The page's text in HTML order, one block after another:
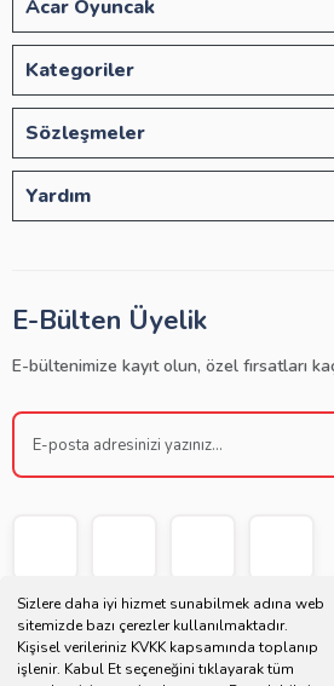
Sizlere daha iyi hizmet sunabilmek adına web
sitemizde bazı çerezler kullanılmaktadır.
Kişisel verileriniz KVKK kapsamında toplanıp
işlenir. Kabul Et seçeneğini tıklayarak tüm
Acar Oyuncak
Kategoriler
Sözleşmeler
Yardım
E-Bülten Üyelik
E-bültenimize kayıt olun, özel fırsatları
Copyright © 2021 | Bu websitesiMüjdat